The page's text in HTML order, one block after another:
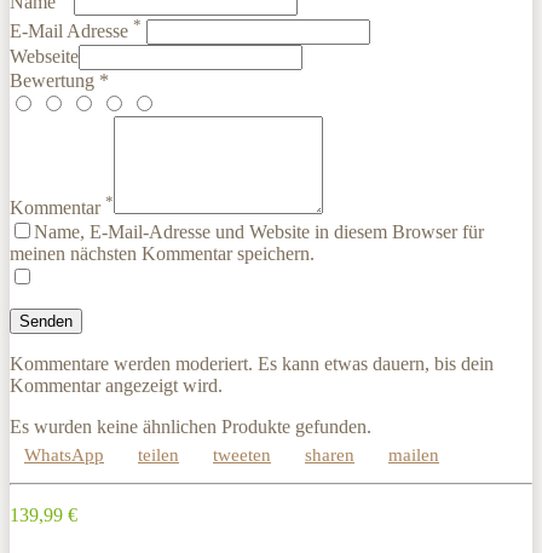
E-Mail Adresse *
Webseite
Bewertung *
Kommentar *
Name, E-Mail-Adresse und Website in diesem Browser für
meinen nächsten Kommentar speichern.
Kommentare werden moderiert. Es kann etwas dauern, bis dein
Kommentar angezeigt wird.
Es wurden keine ähnlichen Produkte gefunden.
WhatsApp teilen tweeten sharen mailen
139,99 €